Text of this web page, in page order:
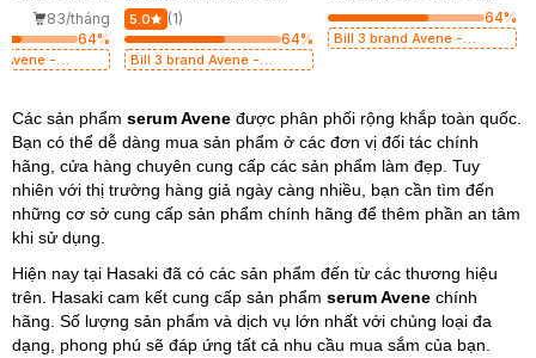
40ml83/tháng
64%
Avene -
có hạn)
5.0
(1)
64%
Bill 3 brand Avene -
giá 100k (SL có hạn)
64%
Bill 3 brand Avene -
Các sản phẩm serum Avene được phân phối rộng khắp toàn quốc.
Bạn có thể dễ dàng mua sản phẩm ở các đơn vị đối tác chính
hãng, cửa hàng chuyên cung cấp các sản phẩm làm đẹp. Tuy
nhiên với thị trường hàng giả ngày càng nhiều, bạn cần tìm đến
những cơ sở cung cấp sản phẩm chính hãng để thêm phần an tâm
khi sử dụng.
Hiện nay tại Hasaki đã có các sản phẩm đến từ các thương hiệu
trên. Hasaki cam kết cung cấp sản phẩm serum Avene chính
hãng. Số lượng sản phẩm và dịch vụ lớn nhất với chủng loại đa
dạng, phong phú sẽ đáp ứng tất cả nhu cầu mua sắm của bạn.